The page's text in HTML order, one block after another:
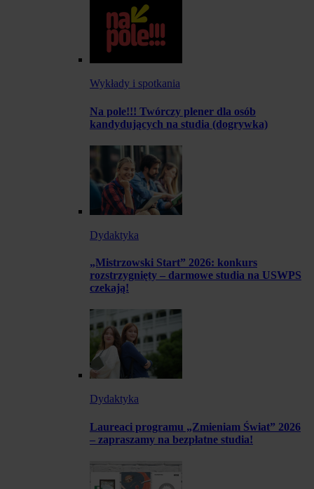
Wykłady i spotkania
Na pole!!! Twórczy plener dla osób
kandydujących na studia (dogrywka)
Dydaktyka
„Mistrzowski Start” 2026: konkurs
rozstrzygnięty – darmowe studia na USWPS
czekają!
Dydaktyka
Laureaci programu „Zmieniam Świat” 2026
– zapraszamy na bezpłatne studia!